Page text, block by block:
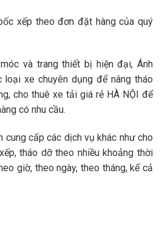
xếp theo đơn đặt hàng của quý
và trang thiết bị hiện đại, Ánh
loại xe chuyên dụng để nâng tháo
cho thuê xe tải giá rẻ HÀ NỘI để
có nhu cầu.
cung cấp các dịch vụ khác như cho
tháo dỡ theo nhiều khoảng thời
giờ, theo ngày, theo tháng, kể cả